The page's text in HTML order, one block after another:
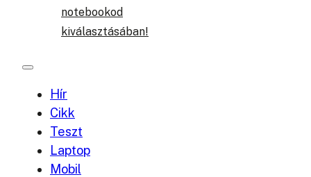
notebookod
kiválasztásában!
Hír
Cikk
Teszt
Laptop
Mobil